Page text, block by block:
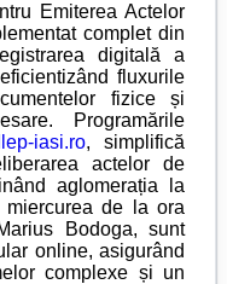
Emiterea Actelor
complet din
digitală a
fluxurile
fizice și
Programările
iasi.ro, simplifică
actelor de
aglomerația la
miercurea de la ora
Bodoga, sunt
online, asigurând
complexe și un